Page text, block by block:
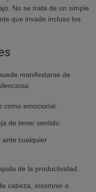
No se trata de un simple
que invade incluso los
manifestarse de
como emocional.
de tener sentido.
ante cualquier
de la productividad.
cabeza, insomnio o